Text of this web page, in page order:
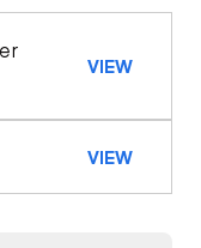
VIEW
VIEW